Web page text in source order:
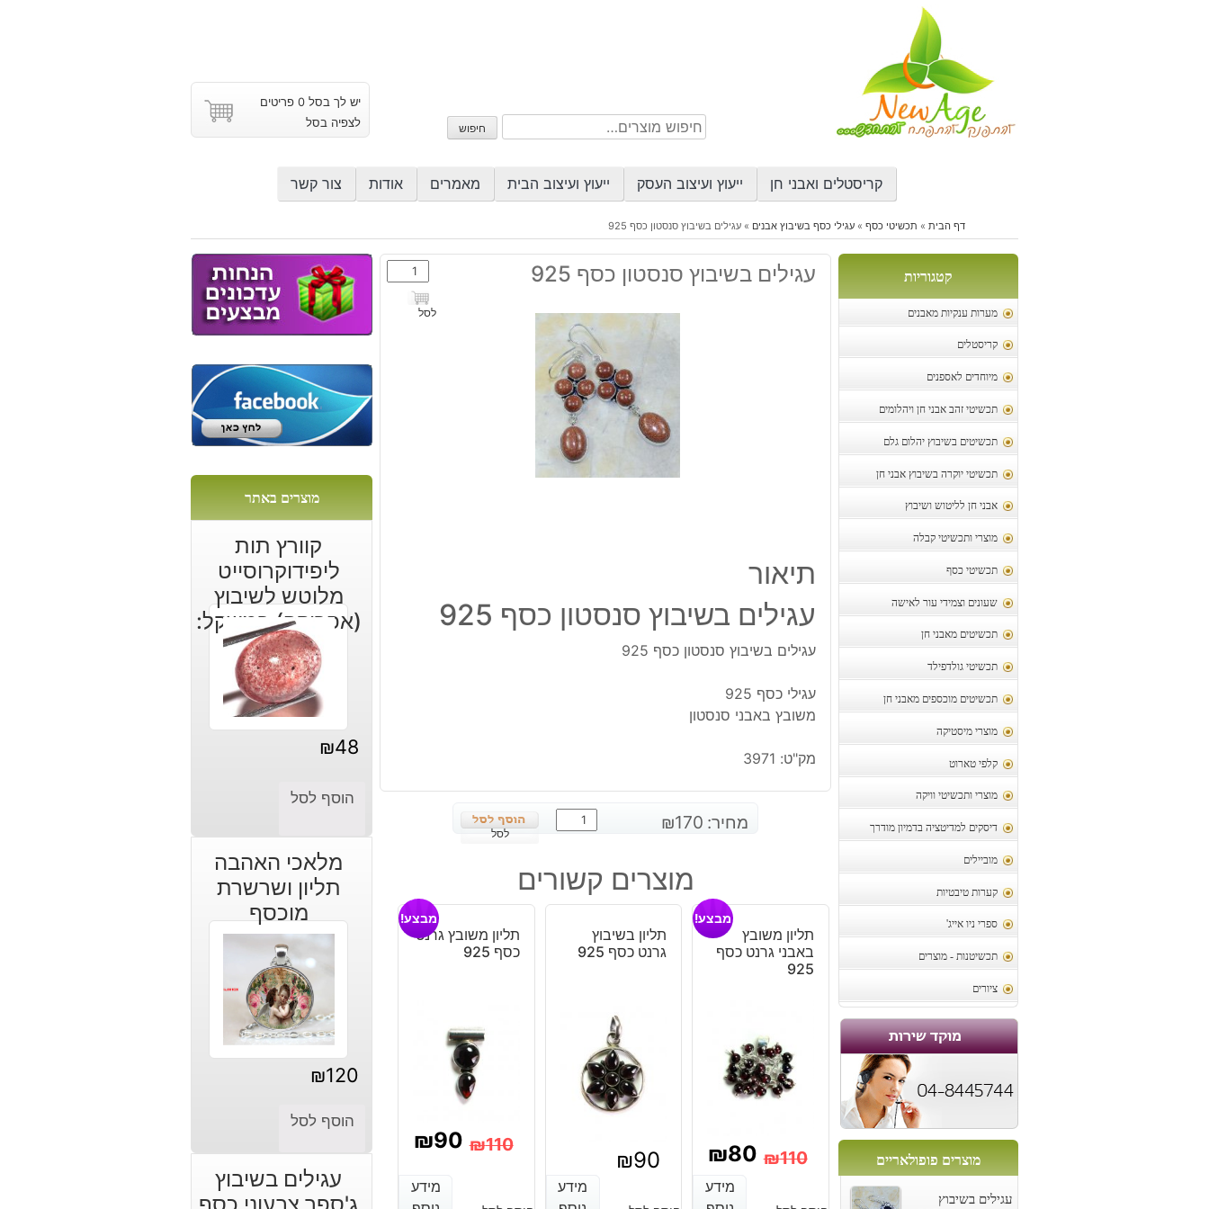
חיפוש
עבור:
חיפוש
יש לך בסל 0 פריטים
לצפיה בסל
קריסטלים ואבני חן ייעוץ ועיצוב העסק ייעוץ ועיצוב הבית מאמרים אודות צור קשר
דף הבית » תכשיטי כסף »עגילי כסף בשיבוץ אבנים »עגילים בשיבוץ סנסטון כסף 925
קטגוריות
מערות ענקיות מאבנים
קריסטלים
מיוחדים לאספנים
תכשיטי זהב אבני חן ויהלומים
תכשיטים בשיבוץ יהלום גלם
תכשיטי יוקרה בשיבוץ אבני חן
אבני חן לליטוש ושיבוץ
מוצרי ותכשיטי קבלה
תכשיטי כסף
שעונים וצמידי עור לאישה
תכשיטים מאבני חן
תכשיטי גולדפילד
תכשיטים מוכספים מאבני חן
מוצרי מיסטיקה
קלפי טארוט
מוצרי ותכשיטי וויקה
דיסקים למדיטציה בדמיון מודרך
מוביילים
קערות טיבטיות
ספרי ניו אייג'
תכשיטנות - מוצרים
ציורים
מוצרים פופולאריים
עגילים בשיבוץ
עגילים בשיבוץ סנסטון כסף 925
כמות
של
עגילים
לסל
תיאור
עגילים בשיבוץ סנסטון כסף 925
עגילים בשיבוץ סנסטון כסף 925
עגילי כסף 925
משובץ באבני סנסטון
מק"ט: 3971
מחיר: ₪170
כמות
של
בשיבוץ
סנסטון
925
לסל
מוצרים קשורים
תליון משובץ
באבני גרנט כסף
925
מבצע!
₪110
₪80
מידע
מידע
תליון בשיבוץ
גרנט כסף 925
₪90
מידע
מידע
תליון משובץ גרנט
כסף 925
מבצע!
₪110
המקורי
₪90
הנוכחי
מידע
מידע
מוצרים באתר
קוורץ תות
ליפידוקרוסייט
מלוטש לשיבוץ
(אפריקה) במשקל:
4 קרט
₪48
הוסף לסל
מלאכי האהבה
תליון ושרשרת
מוכסף
₪120
הוסף לסל
עגילים בשיבוץ
ג'ספר צבעוני כסף